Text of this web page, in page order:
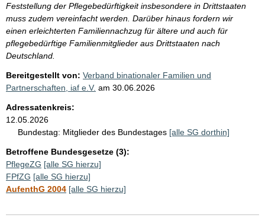
Feststellung der Pflegebedürftigkeit insbesondere in Drittstaaten
muss zudem vereinfacht werden. Darüber hinaus fordern wir
einen erleichterten Familiennachzug für ältere und auch für
pflegebedürftige Familienmitglieder aus Drittstaaten nach
Deutschland.
Bereitgestellt von: Verband binationaler Familien und
Partnerschaften, iaf e.V. am 30.06.2026
Adressatenkreis:
12.05.2026
Bundestag: Mitglieder des Bundestages [alle SG dorthin]
Betroffene Bundesgesetze (3):
PflegeZG [alle SG hierzu]
FPfZG [alle SG hierzu]
AufenthG 2004 [alle SG hierzu]